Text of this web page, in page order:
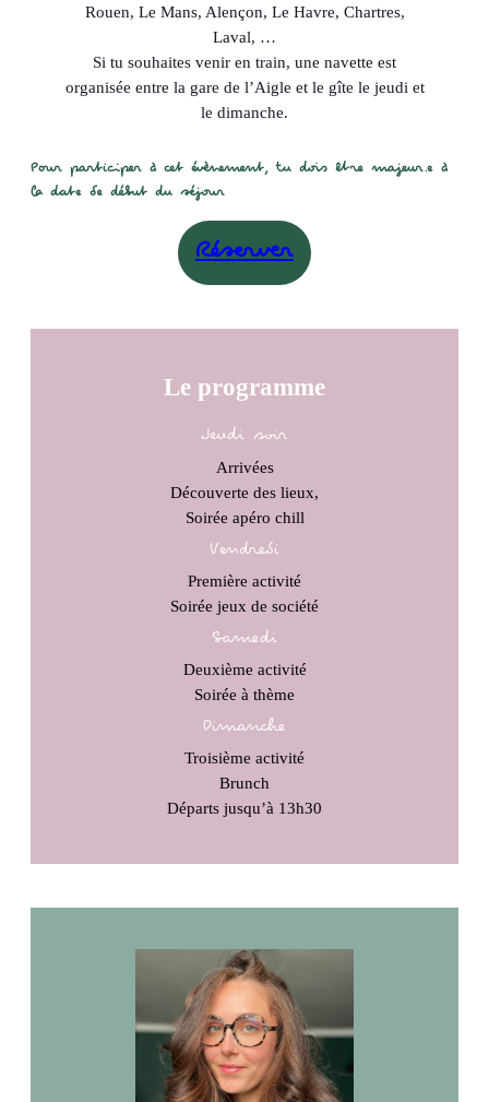
Rouen, Le Mans, Alençon, Le Havre, Chartres,
Laval, …
Si tu souhaites venir en train, une navette est
organisée entre la gare de l’Aigle et le gîte le jeudi et
le dimanche.
Pour participer à cet évènement, tu dois être majeur.e à
la date de début du séjour
Réserver
Le programme
Jeudi soir
Arrivées
Découverte des lieux,
Soirée apéro chill
Vendredi
Première activité
Soirée jeux de société
Samedi
Deuxième activité
Soirée à thème
Dimanche
Troisième activité
Brunch
Départs jusqu’à 13h30